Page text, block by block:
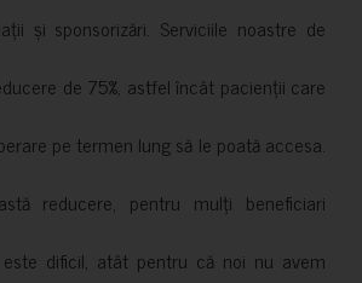
și sponsorizări. Serviciile noastre de
de 75%, astfel încât pacienții care
pe termen lung să le poată accesa.
reducere, pentru mulți beneficiari
dificil, atât pentru că noi nu avem